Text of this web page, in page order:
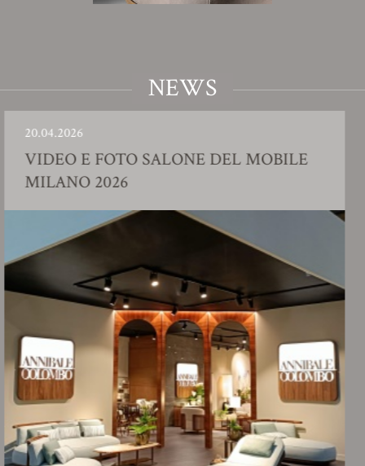
NEWS
E FOTO SALONE DEL MOBILE
2026